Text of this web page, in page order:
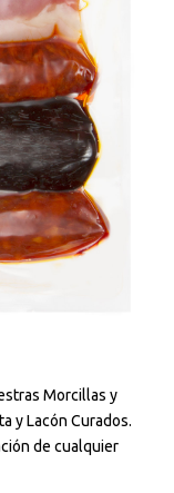
Morcillas y
y Lacón Curados.
de cualquier